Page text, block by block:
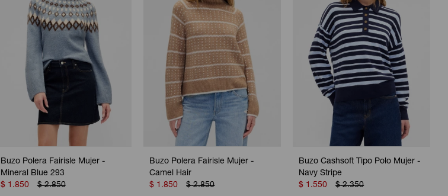
Buzo Polera Fairisle Mujer -
Mineral Blue 293
$ 1.850 $ 2.850
Buzo Polera Fairisle Mujer -
Camel Hair
$ 1.850 $ 2.850
Buzo Cashsoft Tipo Polo Mujer -
Navy Stripe
$ 1.550 $ 2.350